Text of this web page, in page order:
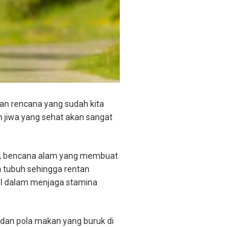
rencana yang sudah kita
yang sehat akan sangat
bencana alam yang membuat
tubuh sehingga rentan
dalam menjaga stamina
pola makan yang buruk di